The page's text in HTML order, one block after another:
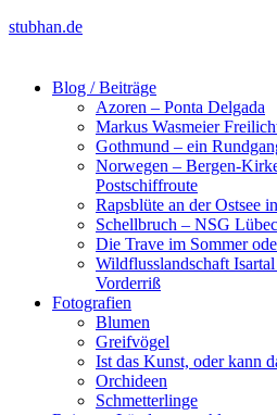
stubhan.de
Blog / Beiträge
Azoren – Ponta Delgada
Markus Wasmeier
Gothmund – ein
Norwegen – Bergen-
Postschiffroute
Rapsblüte an der Ostsee
Schellbruch – NSG
Die Trave im Sommer
Wildflusslandschaft
Vorderriß
Fotografien
Blumen
Greifvögel
Ist das Kunst, oder kann
Orchideen
Schmetterlinge